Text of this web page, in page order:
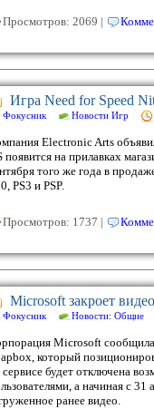
Просмотров: 2069 |
Игра Need for Speed
Фокусник Новости Игр
Electronic Arts
появится на прилавках
того же года в
PS3 и PSP.
Просмотров: 1737 |
Microsoft закроет
Фокусник Новости: Общие
Microsoft
который
сервисе будет отключена
а начиная с
ранее видео.